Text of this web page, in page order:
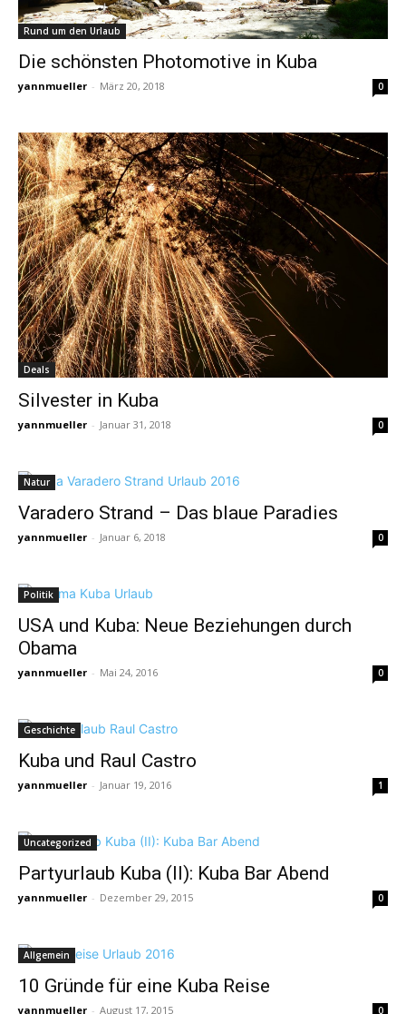
Rund um den Urlaub
Die schönsten Photomotive in Kuba
yannmueller - März 20, 2018 0
Deals
Silvester in Kuba
yannmueller - Januar 31, 2018 0
Natur
Varadero Strand – Das blaue Paradies
yannmueller - Januar 6, 2018 0
Politik
USA und Kuba: Neue Beziehungen durch
Obama
yannmueller - Mai 24, 2016 0
Geschichte
Kuba und Raul Castro
yannmueller - Januar 19, 2016 1
Uncategorized
Partyurlaub Kuba (II): Kuba Bar Abend
yannmueller - Dezember 29, 2015 0
Allgemein
10 Gründe für eine Kuba Reise
yannmueller - August 17, 2015 0